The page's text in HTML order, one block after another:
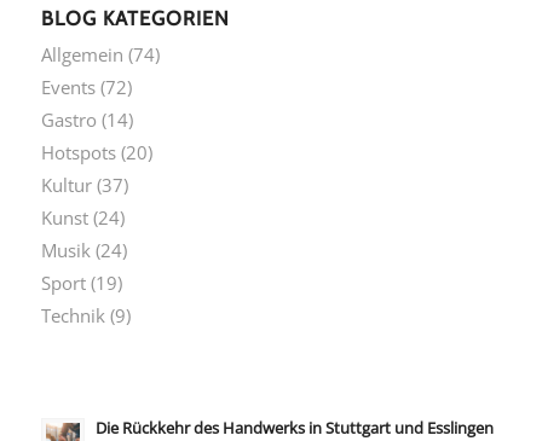
BLOG KATEGORIEN
Allgemein (74)
Events(72)
Gastro (14)
Hotspots(20)
Kultur(37)
Kunst(24)
Musik (24)
Sport(19)
Technik (9)
Die Rückkehr des Handwerks in Stuttgart und Esslingen